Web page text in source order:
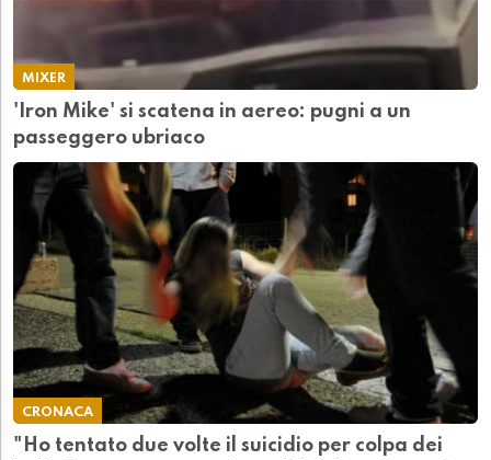
MIXER
'Iron Mike' si scatena in aereo: pugni a un
passeggero ubriaco
CRONACA
"Ho tentato due volte il suicidio per colpa dei